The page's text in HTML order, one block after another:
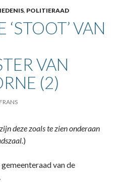
, POLITIERAAD
‘STOOT’ VAN
VAN
(2)
FRANS
deze zoals te zien onderaan
)
van de